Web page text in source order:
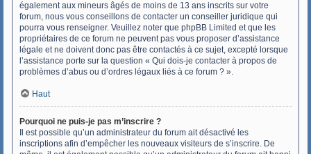
également aux mineurs âgés de moins de 13 ans inscrits sur votre
forum, nous vous conseillons de contacter un conseiller juridique qui
pourra vous renseigner. Veuillez noter que phpBB Limited et que les
propriétaires de ce forum ne peuvent pas vous proposer d’assistance
légale et ne doivent donc pas être contactés à ce sujet, excepté lorsque
l’assistance porte sur la question « Qui dois-je contacter à propos de
problèmes d’abus ou d’ordres légaux liés à ce forum ? ».
Haut
Pourquoi ne puis-je pas m’inscrire ?
Il est possible qu’un administrateur du forum ait désactivé les
inscriptions afin d’empêcher les nouveaux visiteurs de s’inscrire. De